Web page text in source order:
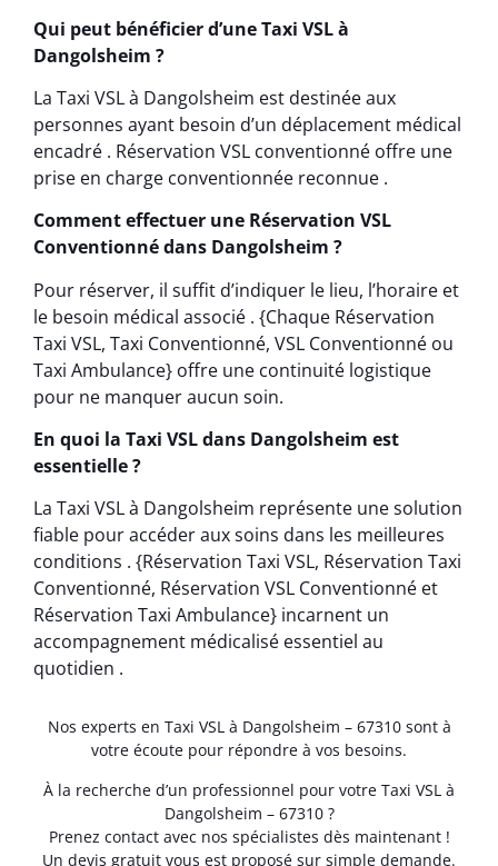
Qui peut bénéficier d’une Taxi VSL à
Dangolsheim ?
La Taxi VSL à Dangolsheim est destinée aux
personnes ayant besoin d’un déplacement médical
encadré . Réservation VSL conventionné offre une
prise en charge conventionnée reconnue .
Comment effectuer une Réservation VSL
Conventionné dans Dangolsheim ?
Pour réserver, il suffit d’indiquer le lieu, l’horaire et
le besoin médical associé . {Chaque Réservation
Taxi VSL, Taxi Conventionné, VSL Conventionné ou
Taxi Ambulance} offre une continuité logistique
pour ne manquer aucun soin.
En quoi la Taxi VSL dans Dangolsheim est
essentielle ?
La Taxi VSL à Dangolsheim représente une solution
fiable pour accéder aux soins dans les meilleures
conditions . {Réservation Taxi VSL, Réservation Taxi
Conventionné, Réservation VSL Conventionné et
Réservation Taxi Ambulance} incarnent un
accompagnement médicalisé essentiel au
quotidien .
Nos experts en Taxi VSL à Dangolsheim – 67310 sont à
votre écoute pour répondre à vos besoins.
À la recherche d’un professionnel pour votre Taxi VSL à
Dangolsheim – 67310 ?
Prenez contact avec nos spécialistes dès maintenant !
Un devis gratuit vous est proposé sur simple demande.